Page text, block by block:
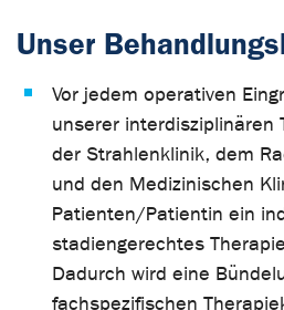
Unser
Vor jedem operativen
unserer interdisziplinären
der Strahlenklinik, dem
und den Medizinischen
Patienten/Patientin ein
stadiengerechtes
Dadurch wird eine
fachspezifischen